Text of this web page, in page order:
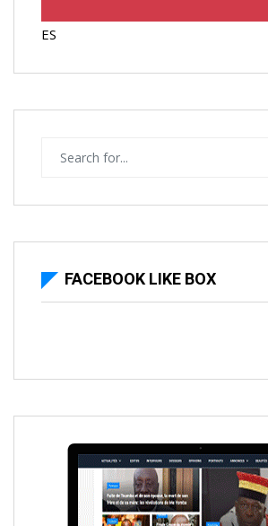
ES
FACEBOOK LIKE BOX